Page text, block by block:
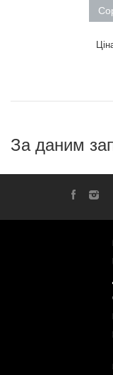
За даним